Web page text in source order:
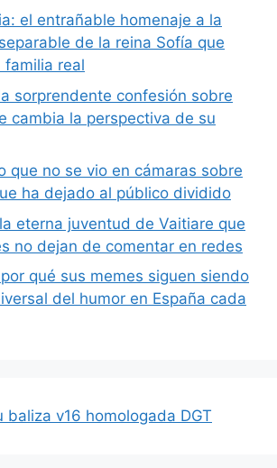
el entrañable homenaje a la
de la reina Sofía que
familia real
sorprendente confesión sobre
cambia la perspectiva de su
que no se vio en cámaras sobre
ha dejado al público dividido
eterna juventud de Vaitiare que
no dejan de comentar en redes
qué sus memes siguen siendo
del humor en España cada
baliza v16 homologada DGT